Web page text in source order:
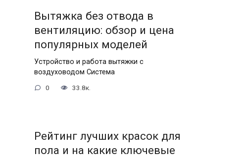
Вытяжка без отвода в
вентиляцию: обзор и цена
популярных моделей
Устройство и работа вытяжки с
воздуховодом Система
0 33.8к.
Рейтинг лучших красок для
пола и на какие ключевые